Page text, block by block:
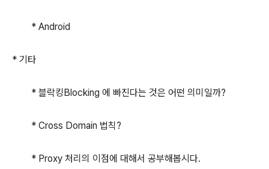
* Android
* 기타
* 블락킹Blocking 에 빠진다는 것은 어떤 의미일까?
* Cross Domain 법칙?
* Proxy 처리의 이점에 대해서 공부해봅시다.